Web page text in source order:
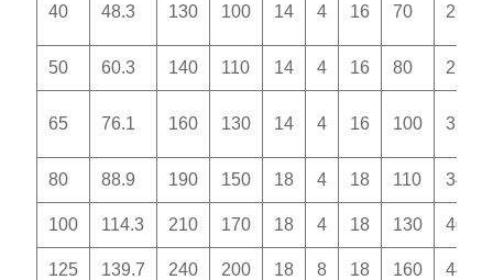
40 48.3 130 100 14 4 16 70 26
50 60.3 140 110 14 4 16 80 28
65 76.1 160 130 14 4 16 100 32
80 88.9 190 150 18 4 18 110 34
100 114.3 210 170 18 4 18 130 40
125 139.7 240 200 18 8 18 160 44